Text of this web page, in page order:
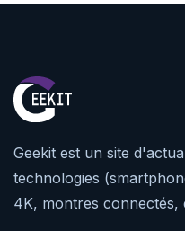
Geekit est un site
technologies
4K, montres connectés,